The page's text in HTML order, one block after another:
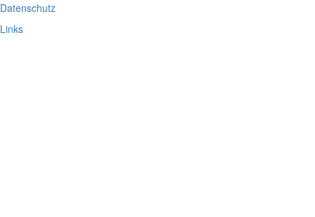
Datenschutz
Links